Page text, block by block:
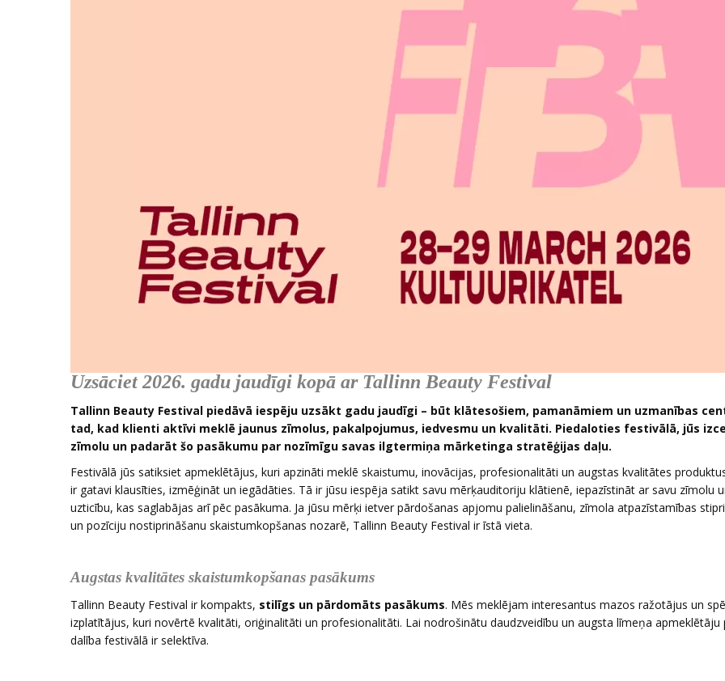
Uzsāciet 2026. gadu jaudīgi kopā ar Tallinn Beauty Festival
Tallinn Beauty Festival piedāvā iespēju uzsākt gadu jaudīgi – būt klātesošiem, pamanāmiem un uzmanības
tad, kad klienti aktīvi meklē jaunus zīmolus, pakalpojumus, iedvesmu un kvalitāti. Piedaloties festivālā, jūs
zīmolu un padarāt šo pasākumu par nozīmīgu savas ilgtermiņa mārketinga stratēģijas daļu.
Festivālā jūs satiksiet apmeklētājus, kuri apzināti meklē skaistumu, inovācijas, profesionalitāti un augstas kvalitātes
ir gatavi klausīties, izmēģināt un iegādāties. Tā ir jūsu iespēja satikt savu mērķauditoriju klātienē, iepazīstināt ar savu zīmolu
uzticību, kas saglabājas arī pēc pasākuma. Ja jūsu mērķi ietver pārdošanas apjomu palielināšanu, zīmola atpazīstamības
un pozīciju nostiprināšanu skaistumkopšanas nozarē, Tallinn Beauty Festival ir īstā vieta.
Augstas kvalitātes skaistumkopšanas pasākums
Tallinn Beauty Festival ir kompakts, stilīgs un pārdomāts pasākums. Mēs meklējam interesantus mazos ražotājus un
izplatītājus, kuri novērtē kvalitāti, oriģinalitāti un profesionalitāti. Lai nodrošinātu daudzveidību un augsta līmeņa apmeklētāju
dalība festivālā ir selektīva.